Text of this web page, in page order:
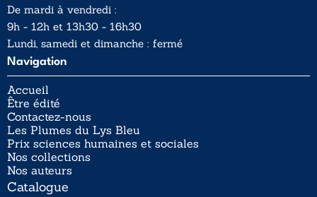
De mardi à vendredi :
9h - 12h et 13h30 - 16h30
Lundi, samedi et dimanche : fermé
Navigation
Accueil
Être édité
Contactez-nous
Les Plumes du Lys Bleu
Prix sciences humaines et sociales
Nos collections
Nos auteurs
Catalogue